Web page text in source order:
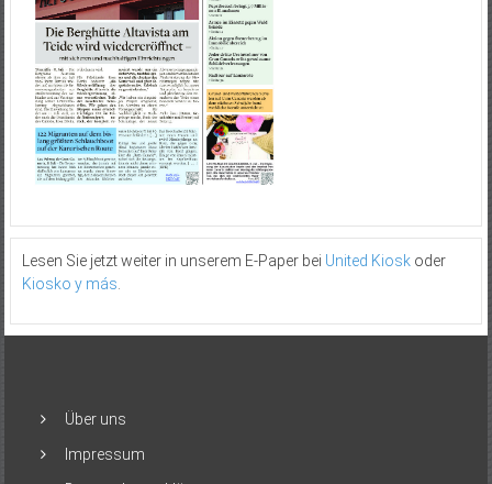
Lesen Sie jetzt weiter in unserem E-Paper bei United Kioskoder
Kiosko y más
Über uns
Impressum